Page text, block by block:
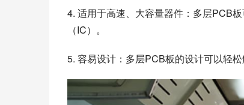
4. 适用于高速、大容量器件：多层PCB
（IC）。
5. 容易设计：多层PCB板的设计可以轻